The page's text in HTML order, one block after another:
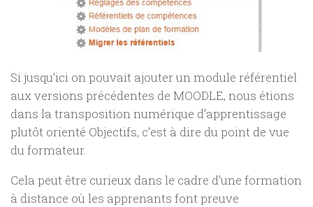
Si jusqu’ici on pouvait ajouter un module référentiel
aux versions précédentes de MOODLE, nous étions
dans la transposition numérique d’apprentissage
plutôt orienté Objectifs, c’est à dire du point de vue
du formateur.
Cela peut être curieux dans le cadre d’une formation
à distance où les apprenants font preuve